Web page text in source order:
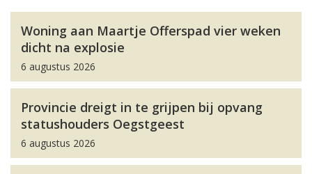
Woning aan Maartje Offerspad vier weken
dicht na explosie
6 augustus 2026
Provincie dreigt in te grijpen bij opvang
statushouders Oegstgeest
6 augustus 2026